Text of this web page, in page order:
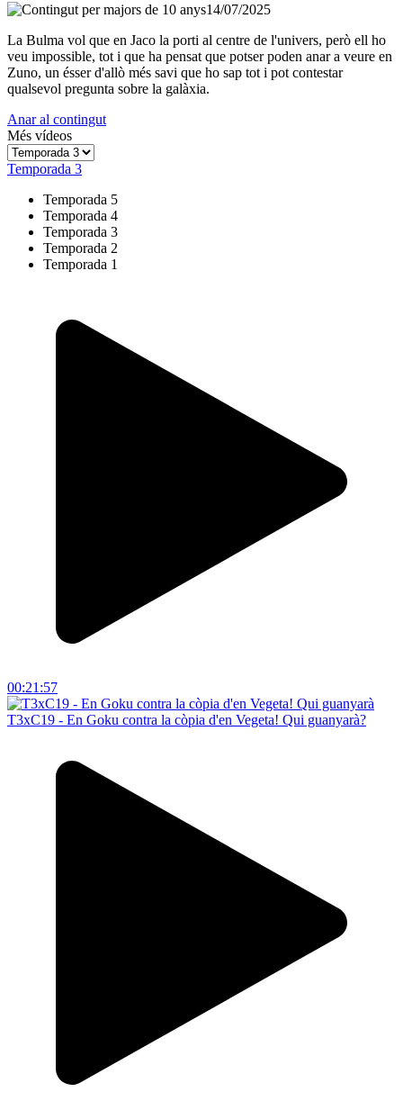
14/07/2025
La Bulma vol que en Jaco la porti al centre de l'univers, però ell ho
veu impossible, tot i que ha pensat que potser poden anar a veure en
Zuno, un ésser d'allò més savi que ho sap tot i pot contestar
qualsevol pregunta sobre la galàxia.
Anar al contingut
Més vídeos
Temporada 3
Temporada 5
Temporada 4
Temporada 3
Temporada 2
Temporada 1
00:21:57
T3xC19 - En Goku contra la còpia d'en Vegeta! Qui guanyarà?